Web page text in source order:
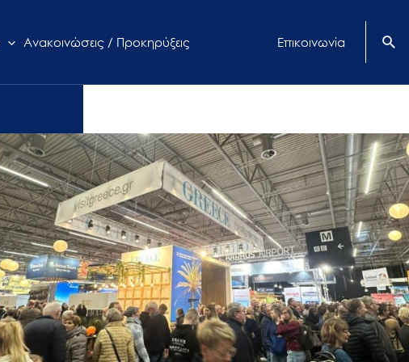
Ανακοινώσεις / Προκηρύξεις Επικοινωνία